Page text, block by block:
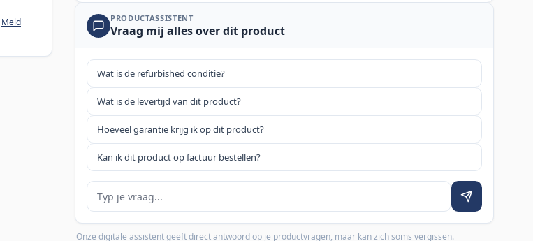
Meld
PRODUCTASSISTENT
Vraag mij alles over dit product
Wat is de refurbished conditie?
Wat is de levertijd van dit product?
Hoeveel garantie krijg ik op dit product?
Kan ik dit product op factuur bestellen?
Je vraag
Onze digitale assistent geeft direct antwoord op je productvragen, maar kan zich soms vergissen.